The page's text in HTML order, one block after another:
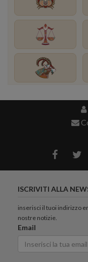
ISCRIVITI ALLA
inserisci il tuoi indirizzo
nostre notizie.
Email